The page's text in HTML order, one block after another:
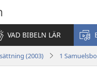
VAD BIBELN LÄR
(2003) 1